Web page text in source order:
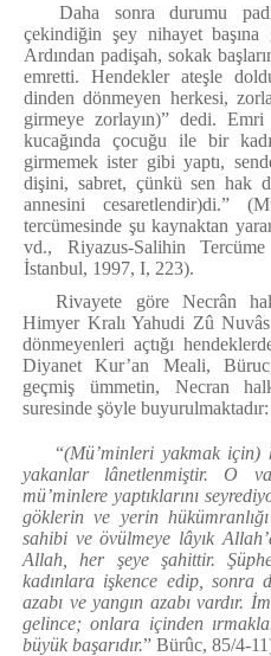
Daha sonra durumu
çekindiğin şey nihayet
Ardından padişah, sokak
emretti. Hendekler ateşle
dinden dönmeyen herkesi,
girmeye zorlayın)” dedi.
kucağında çocuğu ile bir
girmemek ister gibi yaptı,
dişini, sabret, çünkü sen hak
annesini cesaretlendir)di.”
tercümesinde şu kaynaktan
vd., Riyazus-Salihin
İstanbul, 1997, I, 223).
Rivayete göre Necrân
Himyer Kralı Yahudi Zû Nuvâs
dönmeyenleri açtığı
Diyanet Kur’an Meali,
geçmiş ümmetin, Necran
suresinde şöyle buyurulmaktadır:
“(Mü’minleri yakmak için)
yakanlar lânetlenmiştir. O
mü’minlere yaptıklarını
göklerin ve yerin
sahibi ve övülmeye lâyık
Allah, her şeye şahittir.
kadınlara işkence edip, sonra
azabı ve yangın azabı vardır.
gelince; onlara içinden
büyük başarıdır.” Bürûc, 85/4-